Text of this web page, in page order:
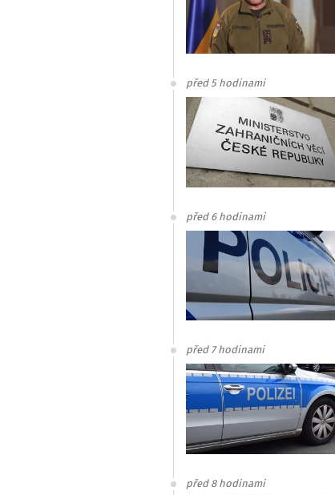
před 5 hodinami
před 6 hodinami
před 7 hodinami
před 8 hodinami